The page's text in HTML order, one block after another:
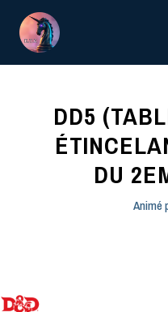
contenu
DD5
DU
Animé